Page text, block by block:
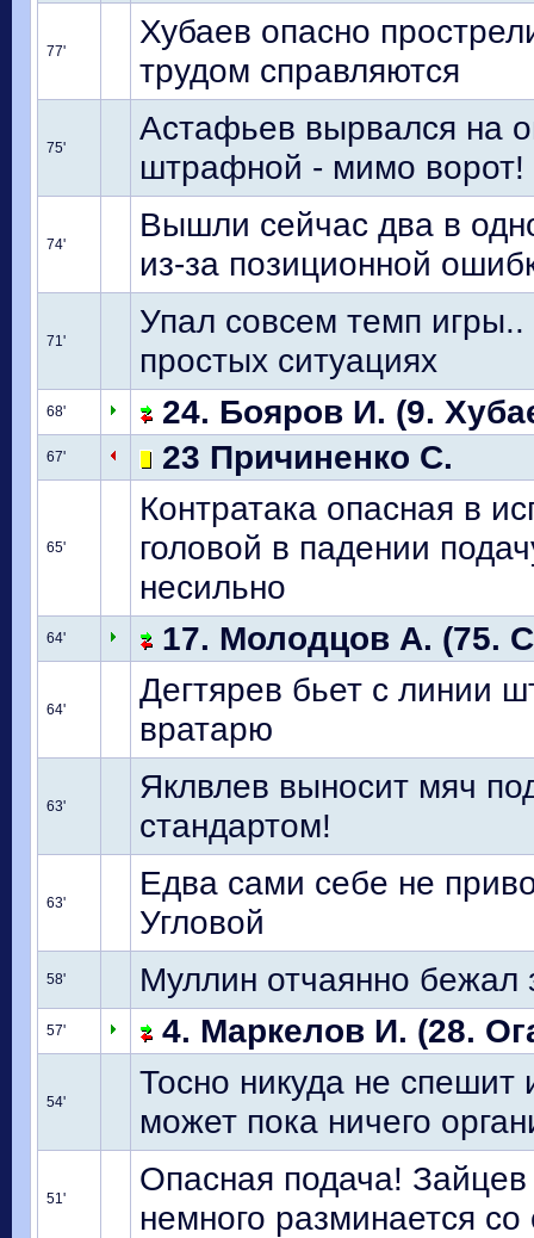
77'
Хубаев опасно
трудом справляются
75'
Астафьев вырвался на
штрафной - мимо ворот!
74'
Вышли сейчас два в
из-за позиционной
71'
Упал совсем темп
простых ситуациях
68' 24. Бояров И. (9.
67' 23 Причиненко С.
65'
Контратака опасная в
головой в падении
несильно
64' 17. Молодцов А. (75.
64'
Дегтярев бьет с линии
вратарю
63'
Яклвлев выносит мяч
стандартом!
63'
Едва сами себе не
Угловой
58' Муллин отчаянно бежал
57' 4. Маркелов И. (28.
54'
Тосно никуда не
может пока ничего
51'
Опасная подача!
немного разминается